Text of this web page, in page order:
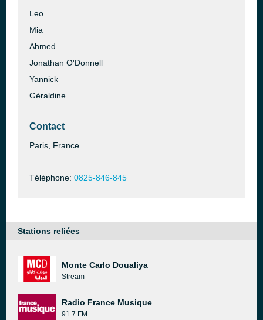
Leo
Mia
Ahmed
Jonathan O'Donnell
Yannick
Géraldine
Contact
Paris, France
Téléphone: 0825-846-845
Stations reliées
Monte Carlo Doualiya
Stream
Radio France Musique
91.7 FM